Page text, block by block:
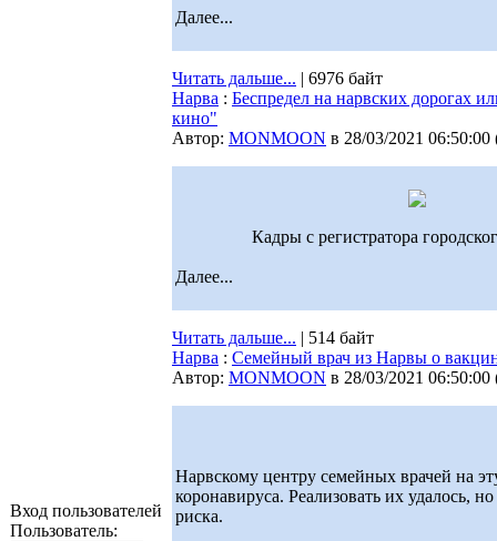
Вход пользователей
Пользователь:
Далее...
Читать дальше... | 6976 байт
Нарва : Беспредел на нарвских дорогах
кино"
Автор: MONMOON в 28/03/2021 06:50:00
Кадры с регистратора
Далее...
Читать дальше... | 514 байт
Нарва : Семейный врач из Нарвы о
Автор: MONMOON в 28/03/2021 06:50:00
Нарвскому центру семейных врачей на
коронавируса. Реализовать их удалось,
риска.